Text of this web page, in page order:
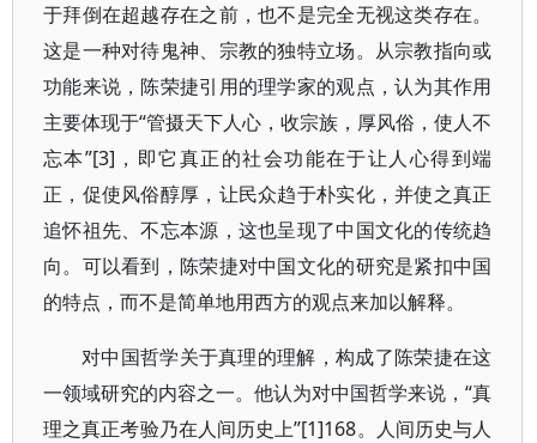
于拜倒在超越存在之前，也不是完全无视这类存在。
这是一种对待鬼神、宗教的独特立场。从宗教指向或
功能来说，陈荣捷引用的理学家的观点，认为其作用
主要体现于“管摄天下人心，收宗族，厚风俗，使人不
忘本”[3]，即它真正的社会功能在于让人心得到端
正，促使风俗醇厚，让民众趋于朴实化，并使之真正
追怀祖先、不忘本源，这也呈现了中国文化的传统趋
向。可以看到，陈荣捷对中国文化的研究是紧扣中国
的特点，而不是简单地用西方的观点来加以解释。
对中国哲学关于真理的理解，构成了陈荣捷在这
一领域研究的内容之一。他认为对中国哲学来说，“真
理之真正考验乃在人间历史上”[1]168。人间历史与人